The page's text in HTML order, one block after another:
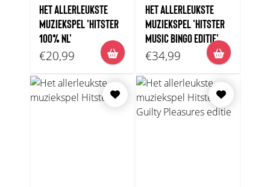
HET ALLERLEUKSTE
MUZIEKSPEL 'HITSTER
100% NL'
€20,99
HET ALLERLEUKSTE
MUZIEKSPEL 'HITSTER
MUSIC BINGO EDITIE'
€34,99